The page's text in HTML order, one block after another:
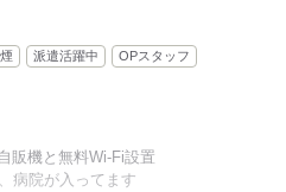
ご案内可能！
もOK！」
派遣活躍中
OPスタッフ
販機と無料Wi-Fi設置
病院が入ってます